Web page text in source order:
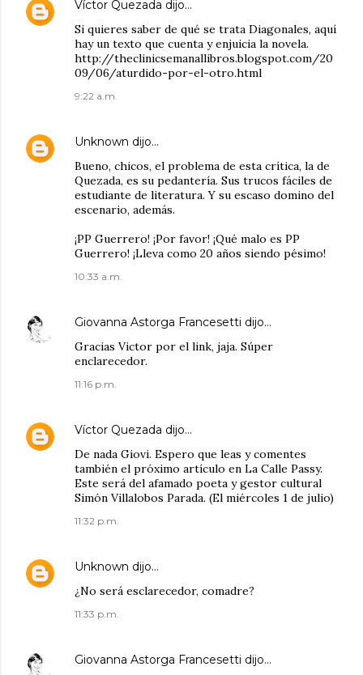
Víctor Quezada dijo…
Si quieres saber de qué se trata Diagonales, aquí
hay un texto que cuenta y enjuicia la novela.
http://theclinicsemanallibros.blogspot.com/20
09/06/aturdido-por-el-otro.html
9:22 a.m.
Unknown dijo…
Bueno, chicos, el problema de esta crítica, la de
Quezada, es su pedantería. Sus trucos fáciles de
estudiante de literatura. Y su escaso domino del
escenario, además.
¡PP Guerrero! ¡Por favor! ¡Qué malo es PP
Guerrero! ¡Lleva como 20 años siendo pésimo!
10:33 a.m.
Giovanna Astorga Francesetti dijo…
Gracias Victor por el link, jaja. Súper
enclarecedor.
11:16 p.m.
Víctor Quezada dijo…
De nada Giovi. Espero que leas y comentes
también el próximo artículo en La Calle Passy.
Este será del afamado poeta y gestor cultural
Simón Villalobos Parada. (El miércoles 1 de julio)
11:32 p.m.
Unknown dijo…
¿No será esclarecedor, comadre?
11:33 p.m.
Giovanna Astorga Francesetti dijo…